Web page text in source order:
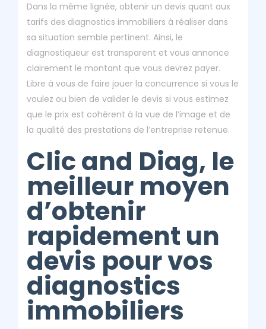
Dans la même lignée, obtenir un devis quant aux
tarifs des diagnostics immobiliers à réaliser dans
sa situation semble pertinent. Ainsi, le
diagnostiqueur est transparent et vous annonce
clairement le montant que vous devrez payer.
Libre à vous de faire jouer la concurrence si vous le
voulez ou bien de valider le devis si vous estimez
que le prix est cohérent à la vue de l’image et de
la qualité des prestations de l’entreprise retenue.
Clic and Diag, le
meilleur moyen
d’obtenir
rapidement un
devis pour vos
diagnostics
immobiliers